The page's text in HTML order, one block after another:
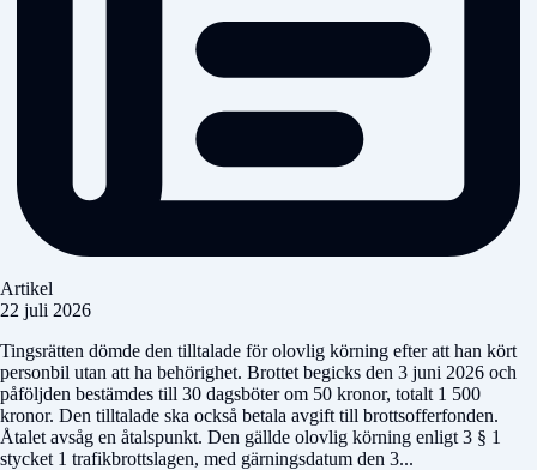
Artikel
22 juli 2026
Tingsrätten dömde den tilltalade för olovlig körning efter att han kört
personbil utan att ha behörighet. Brottet begicks den 3 juni 2026 och
påföljden bestämdes till 30 dagsböter om 50 kronor, totalt 1 500
kronor. Den tilltalade ska också betala avgift till brottsofferfonden.
Åtalet avsåg en åtalspunkt. Den gällde olovlig körning enligt 3 § 1
stycket 1 trafikbrottslagen, med gärningsdatum den 3...